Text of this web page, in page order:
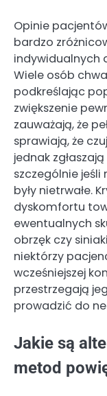
Opinie
bardzo
indywidualnych
Wiele osób
podkreślając
zwiększenie
zauważają, że
sprawiają, że
jednak
szczególnie jeśli
były nietrwałe.
dyskomfortu
ewentualnych
obrzęk czy
niektórzy
wcześniejszej
przestrzegają
prowadzić do
Jakie są
metod